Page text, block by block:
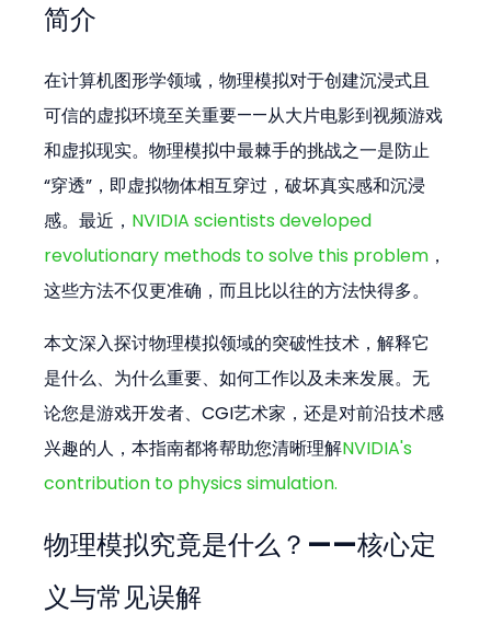
简介
在计算机图形学领域，物理模拟对于创建沉浸式且
可信的虚拟环境至关重要——从大片电影到视频游戏
和虚拟现实。物理模拟中最棘手的挑战之一是防止
“穿透”，即虚拟物体相互穿过，破坏真实感和沉浸
感。最近， NVIDIA scientists developed
revolutionary methods to solve this problem ，
这些方法不仅更准确，而且比以往的方法快得多。
本文深入探讨物理模拟领域的突破性技术，解释它
是什么、为什么重要、如何工作以及未来发展。无
论您是游戏开发者、CGI艺术家，还是对前沿技术感
兴趣的人，本指南都将帮助您清晰理解NVIDIA's
contribution to physics simulation.
物理模拟究竟是什么？——核心定
义与常见误解